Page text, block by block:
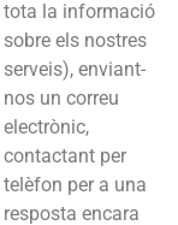
tota la informació
sobre els nostres
serveis), enviant-
nos un correu
electrònic,
contactant per
telèfon per a una
resposta encara